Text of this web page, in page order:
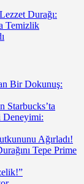
Durağı:
Temizlik
Bir Dokunuş:
Starbucks’ta
Deneyimi:
Ağırladı!
Tepe Prime